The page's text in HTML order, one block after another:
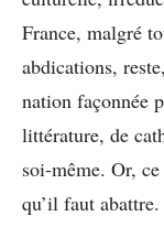
France, malgré
abdications,
nation façonnée
littérature, de
soi-même. Or,
qu’il faut abattre.